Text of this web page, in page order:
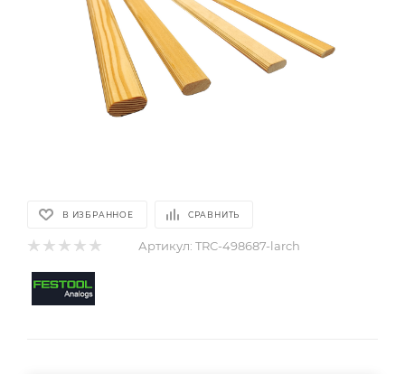
В ИЗБРАННОЕ СРАВНИТЬ
Артикул: TRC-498687-larch